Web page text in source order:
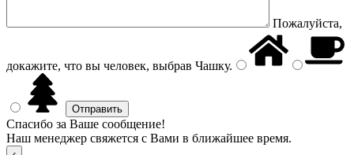
Пожалуйста,
докажите, что вы человек, выбрав Чашку.
Спасибо за Ваше сообщение!
Наш менеджер свяжется с Вами в ближайшее время.